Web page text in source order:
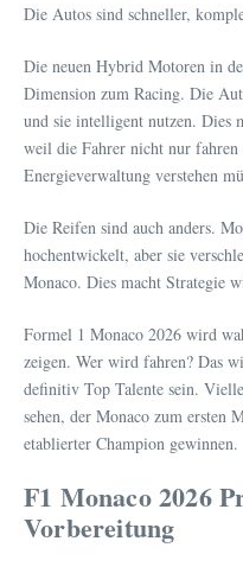
Die Autos sind schneller,
Die neuen Hybrid Motoren in
Dimension zum Racing. Die
und sie intelligent nutzen. Dies
weil die Fahrer nicht nur fahren
Energieverwaltung verstehen
Die Reifen sind auch anders.
hochentwickelt, aber sie
Monaco. Dies macht Strategie
Formel 1 Monaco 2026 wird
zeigen. Wer wird fahren? Das
definitiv Top Talente sein.
sehen, der Monaco zum
etablierter Champion gewinnen.
F1 Monaco 2026
Vorbereitung